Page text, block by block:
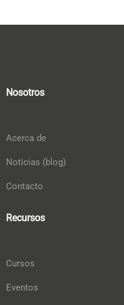
Nosotros
Acerca de
Noticias (blog)
Contacto
Recursos
Cursos
Eventos